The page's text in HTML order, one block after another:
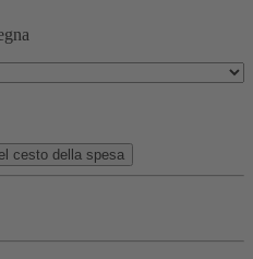
cesto della spesa